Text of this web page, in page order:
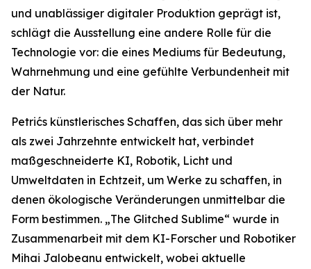
und unablässiger digitaler Produktion geprägt ist,
schlägt die Ausstellung eine andere Rolle für die
Technologie vor: die eines Mediums für Bedeutung,
Wahrnehmung und eine gefühlte Verbundenheit mit
der Natur.
Petrićs künstlerisches Schaffen, das sich über mehr
als zwei Jahrzehnte entwickelt hat, verbindet
maßgeschneiderte KI, Robotik, Licht und
Umweltdaten in Echtzeit, um Werke zu schaffen, in
denen ökologische Veränderungen unmittelbar die
Form bestimmen. „The Glitched Sublime“ wurde in
Zusammenarbeit mit dem KI-Forscher und Robotiker
Mihai Jalobeanu entwickelt, wobei aktuelle